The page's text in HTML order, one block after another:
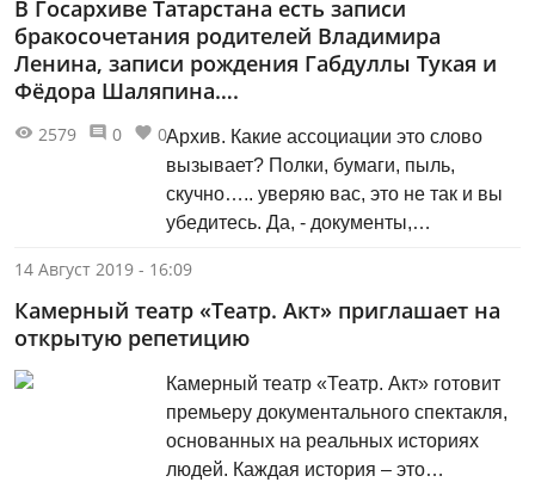
В Госархиве Татарстана есть записи
бракосочетания родителей Владимира
Ленина, записи рождения Габдуллы Тукая и
Фёдора Шаляпина….
Архив. Какие ассоциации это слово
вызывает? Полки, бумаги, пыль,
скучно….. уверяю вас, это не так и вы
убедитесь. Да, - документы,
очень интересно. Каждый документ –
это история. И история важная. В
архивах Татарстана хранится более
если сравнивать с другими регионами
Росси и, архив Татарстана по объёму
занимает четвертое место.
2579 0 0
14 Август 2019 - 16:09
Камерный театр «Театр. Акт» приглашает на
открытую репетицию
Камерный театр «Театр. Акт» готовит
премьеру документального спектакля,
основанных на реальных историях
людей. Каждая история – это